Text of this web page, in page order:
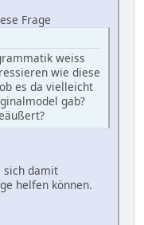
Frage
weiss
wie diese
es da vielleicht
gab?
sich damit
helfen können.